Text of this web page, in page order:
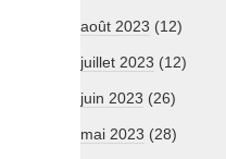
août 2023 (12)
juillet 2023 (12)
juin 2023 (26)
mai 2023 (28)